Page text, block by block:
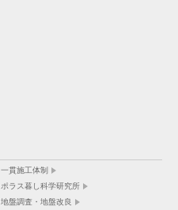
一貫施工体制
ポラス暮し科学研究所
地盤調査・地盤改良